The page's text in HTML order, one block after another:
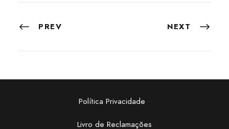
PREV NEXT
Política Privacidade
Livro de Reclamações